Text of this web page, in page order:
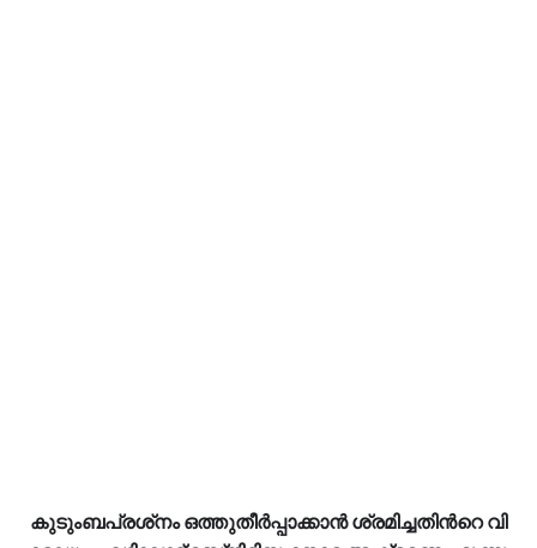
കു​ടും​ബ​പ്ര​ശ്‌​നം ഒ​ത്തു​തീ​ര്‍​പ്പാ​ക്കാ​ന്‍ ശ്ര​മി​ച്ച​തി​ന്‍റെ വി​